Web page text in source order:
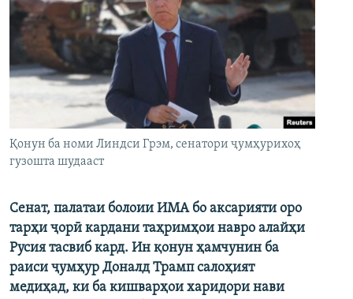
Қонун ба номи Линдси Грэм, сенатори ҷумҳурихоҳ
гузошта шудааст
Сенат, палатаи болоии ИМА бо аксарияти оро
тарҳи ҷорӣ кардани таҳримҳои навро алайҳи
Русия тасвиб кард. Ин қонун ҳамчунин ба
раиси ҷумҳур Доналд Трамп салоҳият
медиҳад, ки ба кишварҳои харидори нави